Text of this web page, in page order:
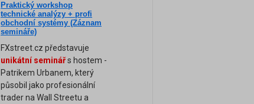
Praktický workshop
technické analýzy + profi
obchodní systémy (Záznam
semináře)
FXstreet.cz představuje
unikátní seminářs hostem -
Patrikem Urbanem, který
působil jako profesionální
trader na Wall Streetu a